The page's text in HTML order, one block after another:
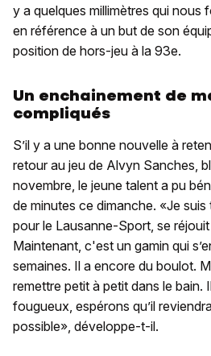
y a quelques millimètres qui
en référence à un but de son
position de hors-jeu à la 93e.
Un enchainement de
compliqués
S’il y a une bonne nouvelle à
retour au jeu de Alvyn Sanches,
novembre, le jeune talent a pu
de minutes ce dimanche. «Je
pour le Lausanne-Sport, se
Maintenant, c'est un gamin qui
semaines. Il a encore du boulot.
remettre petit à petit dans le bain.
fougueux, espérons qu’il
possible», développe-t-il.